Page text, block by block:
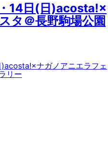
14日(日)acosta!×
タ＠長野駒場公園